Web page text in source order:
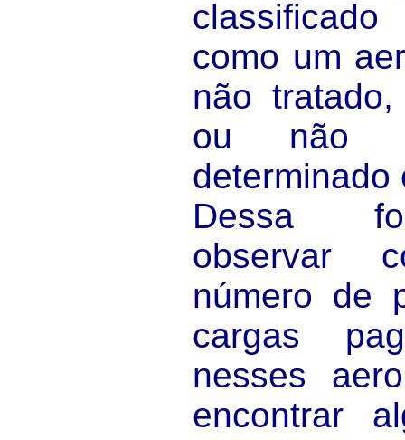
como um
não
ou não
determinado
Dessa
observar
número de
cargas
nesses
encontrar